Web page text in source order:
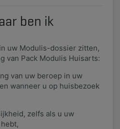
ben ik
uw Modulis-dossier zitten,
van Pack Modulis Huisarts:
van uw beroep in uw
wanneer u op huisbezoek
zelfs als u uw